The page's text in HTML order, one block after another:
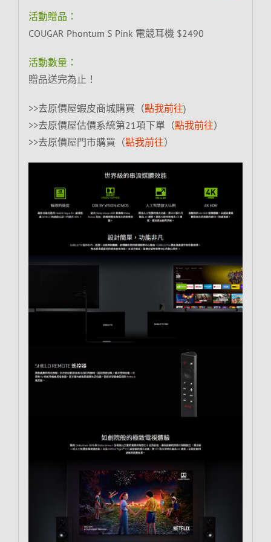
活動贈品：
COUGAR Phontum S Pink 電競耳機 $2490
活動數量：
贈品送完為止！
>>去原價屋蝦皮商城購買（點我前往)
>>去原價屋估價系統第21項下單（點我前往）
>>去原價屋門市購買（點我前往）